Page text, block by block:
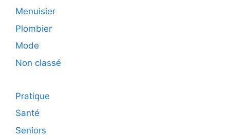
Menuisier
Plombier
Mode
Non classé
Pratique
Santé
Seniors